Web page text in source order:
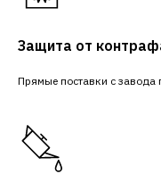
Защита от
Прямые поставки с завода